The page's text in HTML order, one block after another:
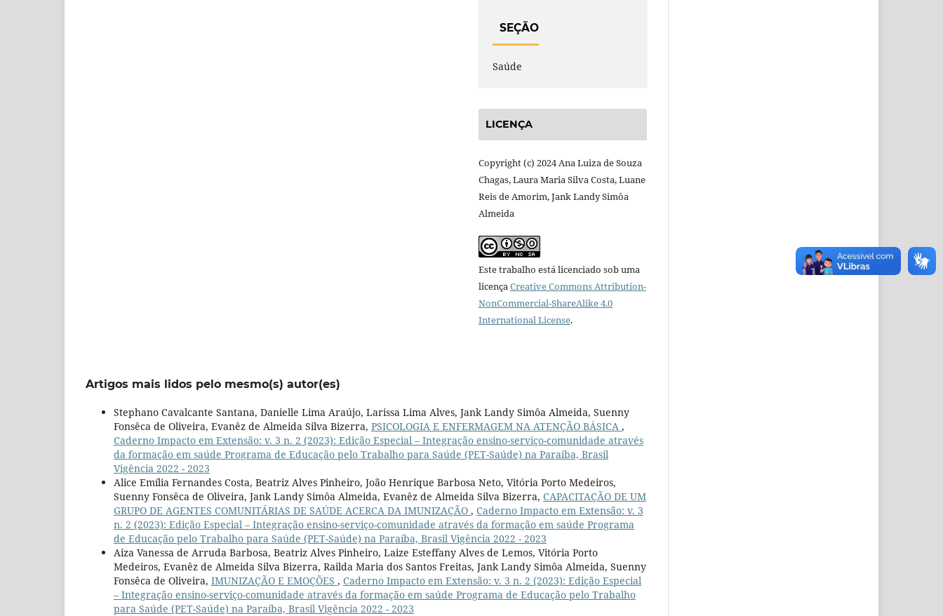
SEÇÃO
Saúde
LICENÇA
Copyright (c) 2024 Ana Luiza de Souza
Chagas, Laura Maria Silva Costa, Luane
Reis de Amorim, Jank Landy Simôa
Almeida
Este trabalho está licenciado sob uma
licençaCreative Commons Attribution-
NonCommercial-ShareAlike 4.0
International License.
Artigos mais lidos pelo mesmo(s) autor(es)
Stephano Cavalcante Santana, Danielle Lima Araújo, Larissa Lima Alves, Jank Landy Simôa Almeida, Suenny
Fonsêca de Oliveira, Evanêz de Almeida Silva Bizerra, PSICOLOGIA E ENFERMAGEM NA ATENÇÃO BÁSICA ,
Caderno Impacto em Extensão: v. 3 n. 2 (2023): Edição Especial – Integração ensino-serviço-comunidade através
da formação em saúde Programa de Educação pelo Trabalho para Saúde (PET-Saúde) na Paraíba, Brasil
Vigência 2022 - 2023
Alice Emília Fernandes Costa, Beatriz Alves Pinheiro, João Henrique Barbosa Neto, Vitória Porto Medeiros,
Suenny Fonsêca de Oliveira, Jank Landy Simôa Almeida, Evanêz de Almeida Silva Bizerra, CAPACITAÇÃO DE UM
GRUPO DE AGENTES COMUNITÁRIAS DE SAÚDE ACERCA DA IMUNIZAÇÃO , Caderno Impacto em Extensão: v. 3
n. 2 (2023): Edição Especial – Integração ensino-serviço-comunidade através da formação em saúde Programa
de Educação pelo Trabalho para Saúde (PET-Saúde) na Paraíba, Brasil Vigência 2022 - 2023
Aiza Vanessa de Arruda Barbosa, Beatriz Alves Pinheiro, Laize Esteffany Alves de Lemos, Vitória Porto
Medeiros, Evanêz de Almeida Silva Bizerra, Railda Maria dos Santos Freitas, Jank Landy Simôa Almeida, Suenny
Fonsêca de Oliveira, IMUNIZAÇÃO E EMOÇÕES , Caderno Impacto em Extensão: v. 3 n. 2 (2023): Edição Especial
– Integração ensino-serviço-comunidade através da formação em saúde Programa de Educação pelo Trabalho
para Saúde (PET-Saúde) na Paraíba, Brasil Vigência 2022 - 2023